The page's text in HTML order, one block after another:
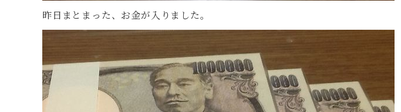
昨日まとまった、お金が入りました。